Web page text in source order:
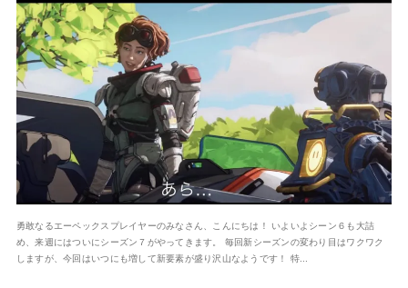
勇敢なるエーペックスプレイヤーのみなさん、こんにちは！ いよいよシーン６も大詰
め、来週にはついにシーズン７がやってきます。 毎回新シーズンの変わり目はワクワク
しますが、今回はいつにも増して新要素が盛り沢山なようです！ 特...